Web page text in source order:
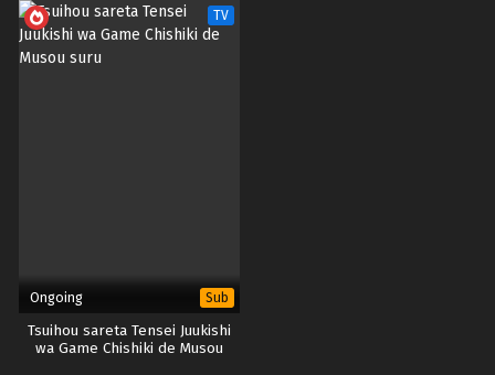
TV
Ongoing Sub
Tsuihou sareta Tensei Juukishi
wa Game Chishiki de Musou